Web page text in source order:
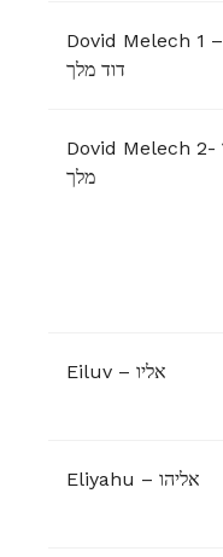
Dovid Melech 1 –
דוד מלך
Dovid Melech 2- דוד
מלך
Eiluv – אליו
Eliyahu – אליהו